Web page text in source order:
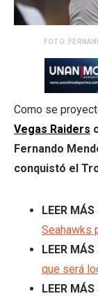
FOTO:
Como se
Vegas Raiders
Fernando
conquistó el
LEER MÁS
Seahawks
LEER MÁS
que será
LEER MÁS